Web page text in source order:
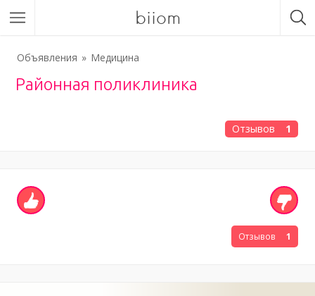
biiom
Объявления Медицина
Районная поликлиника
Отзывов 1
Отзывов 1